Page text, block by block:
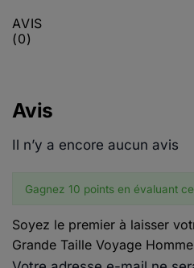
AVIS
(0)
Avis
Il n’y a encore aucun avis
Gagnez 10 points en évaluant
Soyez le premier à laisser
Grande Taille Voyage